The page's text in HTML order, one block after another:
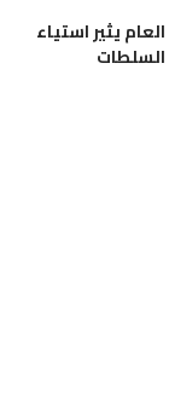
يثير استياء